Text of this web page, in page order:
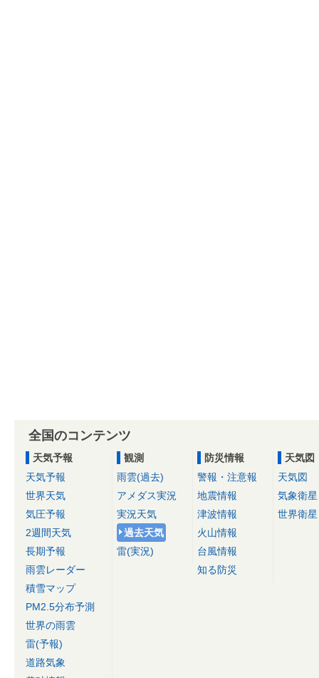
全国のコンテンツ
天気予報
天気予報
世界天気
気圧予報
2週間天気
長期予報
雨雲レーダー
積雪マップ
PM2.5分布予測
世界の雨雲
雷(予報)
道路気象
観測
雨雲(過去)
アメダス実況
実況天気
過去天気
雷(実況)
防災情報
警報・注意報
地震情報
津波情報
火山情報
台風情報
知る防災
天気図
天気図
気象衛星
世界衛星